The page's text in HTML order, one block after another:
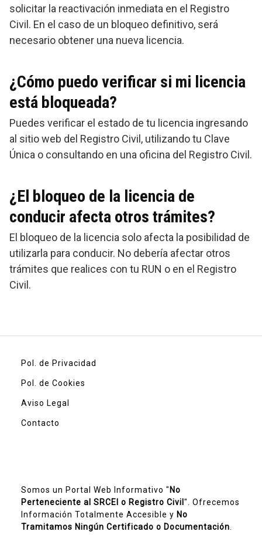
solicitar la reactivación inmediata en el Registro
Civil. En el caso de un bloqueo definitivo, será
necesario obtener una nueva licencia.
¿Cómo puedo verificar si mi licencia
está bloqueada?
Puedes verificar el estado de tu licencia ingresando
al sitio web del Registro Civil, utilizando tu Clave
Única o consultando en una oficina del Registro Civil.
¿El bloqueo de la licencia de
conducir afecta otros trámites?
El bloqueo de la licencia solo afecta la posibilidad de
utilizarla para conducir. No debería afectar otros
trámites que realices con tu RUN o en el Registro
Civil.
Pol. de Privacidad
Pol. de Cookies
Aviso Legal
Contacto
Somos un Portal Web Informativo " No
Perteneciente al SRCEI o Registro Civil ". Ofrecemos
Información Totalmente Accesible y No
Tramitamos Ningún Certificado o Documentación